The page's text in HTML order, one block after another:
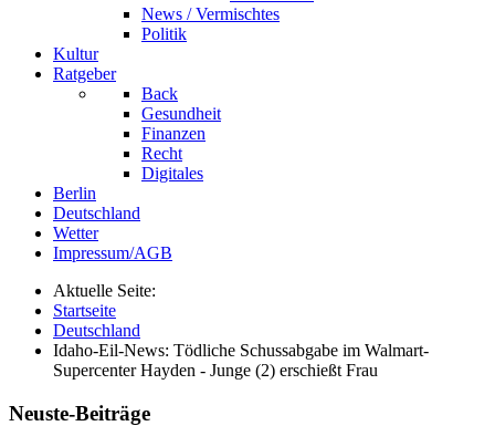
News / Vermischtes
Politik
Kultur
Ratgeber
Back
Gesundheit
Finanzen
Recht
Digitales
Berlin
Deutschland
Wetter
Impressum/AGB
Aktuelle Seite:
Startseite
Deutschland
Idaho-Eil-News: Tödliche Schussabgabe im Walmart-
Supercenter Hayden - Junge (2) erschießt Frau
Neuste-Beiträge